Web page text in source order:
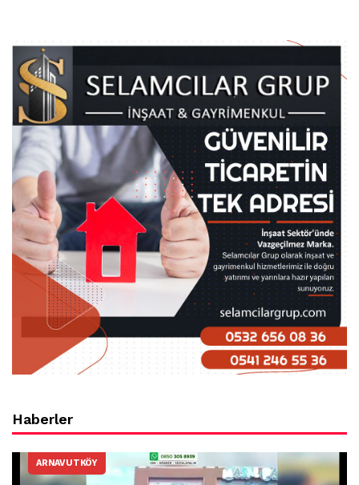
Haberler
ARNAVUTKÖY